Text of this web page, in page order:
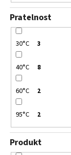
Pratelnost
30°C 3
40°C 8
60°C 2
95°C 2
Produkt